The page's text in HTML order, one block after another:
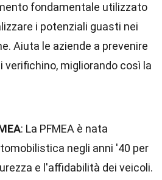
fondamentale utilizzato
i potenziali guasti nei
Aiuta le aziende a prevenire
verifichino, migliorando così la
: La PFMEA è nata
negli anni '40 per
e l'affidabilità dei veicoli.